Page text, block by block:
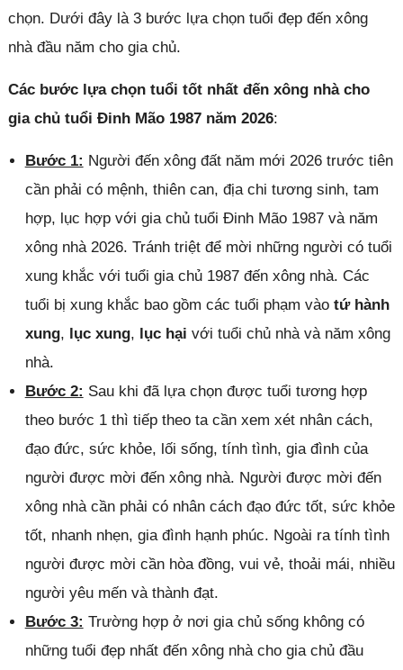
chọn. Dưới đây là 3 bước lựa chọn tuổi đẹp đến xông
nhà đầu năm cho gia chủ.
Các bước lựa chọn tuổi tốt nhất đến xông nhà cho
gia chủ tuổi Đinh Mão 1987 năm 2026:
Bước 1: Người đến xông đất năm mới 2026 trước tiên
cần phải có mệnh, thiên can, địa chi tương sinh, tam
hợp, lục hợp với gia chủ tuổi Đinh Mão 1987 và năm
xông nhà 2026. Tránh triệt để mời những người có tuổi
xung khắc với tuổi gia chủ 1987 đến xông nhà. Các
tuổi bị xung khắc bao gồm các tuổi phạm vào tứ hành
xung, lục xung, lục hại với tuổi chủ nhà và năm xông
nhà.
Bước 2: Sau khi đã lựa chọn được tuổi tương hợp
theo bước 1 thì tiếp theo ta cần xem xét nhân cách,
đạo đức, sức khỏe, lối sống, tính tình, gia đình của
người được mời đến xông nhà. Người được mời đến
xông nhà cần phải có nhân cách đạo đức tốt, sức khỏe
tốt, nhanh nhẹn, gia đình hạnh phúc. Ngoài ra tính tình
người được mời cần hòa đồng, vui vẻ, thoải mái, nhiều
người yêu mến và thành đạt.
Bước 3: Trường hợp ở nơi gia chủ sống không có
những tuổi đẹp nhất đến xông nhà cho gia chủ đầu